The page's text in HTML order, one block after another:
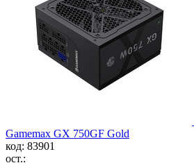
Gamemax GX 750GF Gold
код: 83901
ост.: